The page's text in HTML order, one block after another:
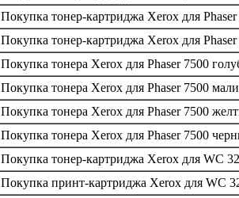
Покупка тонер-картриджа Xerox для Phaser
Покупка тонер-картриджа Xerox для
Покупка тонера Xerox для Phaser 7500
Покупка тонера Xerox для Phaser 7500
Покупка тонера Xerox для Phaser 7500
Покупка тонера Xerox для Phaser 7500
Покупка тонер-картриджа Xerox для WC
Покупка принт-картриджа Xerox для WC